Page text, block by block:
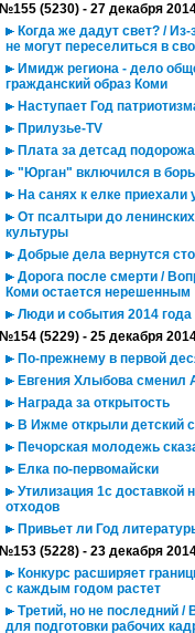
№155 (5230) - 27 декабря
Когда же дадут свет? /
не могут переселиться в
Имидж региона - дело
гражданский образ Коми
Наступает Год
Прилузье-TV
Плата за детсад
"Юрган" включился в
На санях к елке приехали
От псалтыри до
культуры
Добрые дела вернутся
Дорога после смерти /
Коми остается нерешенным
Люди и события 2014
№154 (5229) - 25 декабря
По-прежнему в первой
Евгения Хлыбова сменил
Награда за открытость
В Ижме открыли детский
Печорская молодежь
Елка по-первомайски
Утилизация 1с
отходов
Привьет ли Год
№153 (5228) - 23 декабря
Конкурс расширяет
с каждым годом растет
Третий, но не последний
для подготовки рабочих